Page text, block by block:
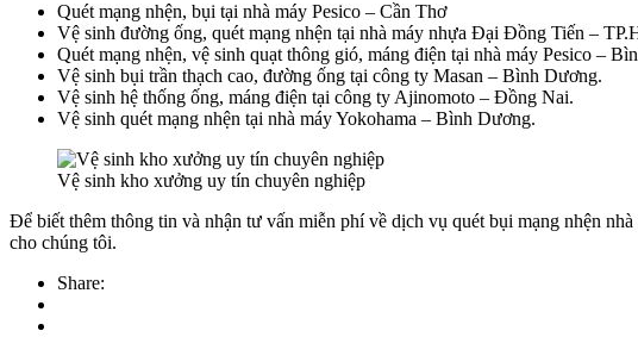
Quét mạng nhện, bụi tại nhà máy Pesico – Cần Thơ
Vệ sinh đường ống, quét mạng nhện tại nhà máy nhựa Đại Đồng Tiến –
Quét mạng nhện, vệ sinh quạt thông gió, máng điện tại nhà máy Pesico –
Vệ sinh bụi trần thạch cao, đường ống tại công ty Masan – Bình Dương.
Vệ sinh hệ thống ống, máng điện tại công ty Ajinomoto – Đồng Nai.
Vệ sinh quét mạng nhện tại nhà máy Yokohama – Bình Dương.
Vệ sinh kho xưởng uy tín chuyên nghiệp
Để biết thêm thông tin và nhận tư vấn miễn phí về dịch vụ quét bụi mạng nhện
cho chúng tôi.
Share: